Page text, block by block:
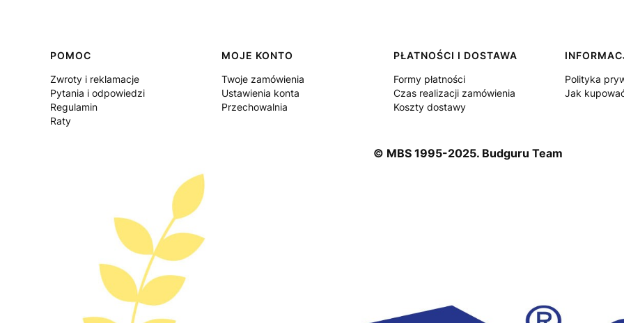
Linki w stopce
POMOC
Zwroty i reklamacje
Pytania i odpowiedzi
Regulamin
Raty
MOJE KONTO
Twoje zamówienia
Ustawienia konta
Przechowalnia
PŁATNOŚCI I DOSTAWA
Formy płatności
Czas realizacji zamówienia
Koszty dostawy
Polityka
Jak
© MBS 1995-2025. Budguru Team